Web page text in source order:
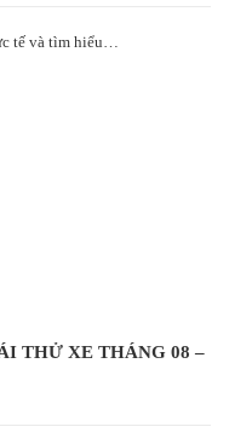
tế và tìm hiểu…
THỬ XE THÁNG 08 –